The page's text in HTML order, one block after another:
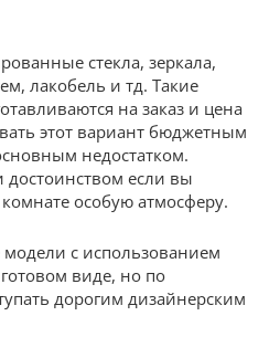
стекла, зеркала,
лакобель и тд. Такие
на заказ и цена
этот вариант бюджетным
недостатком.
достоинством если вы
особую атмосферу.
с использованием
виде, но по
дорогим дизайнерским